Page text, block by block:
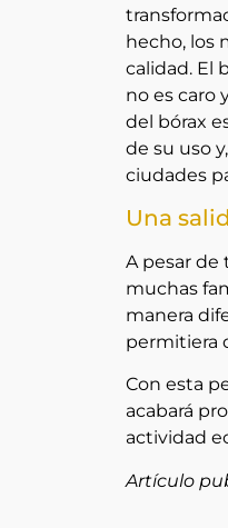
hecho, los
calidad. El
no es caro
del bórax
de su uso
ciudades
Una
A pesar de
muchas
manera
permitiera
Con esta
acabará
actividad
Artículo